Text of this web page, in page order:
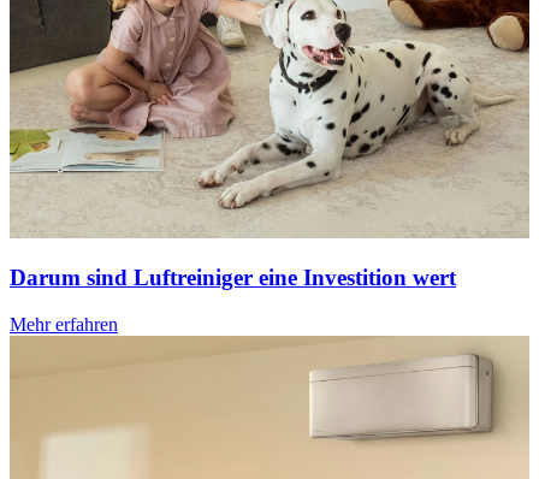
Darum sind Luftreiniger eine Investition wert
Mehr erfahren